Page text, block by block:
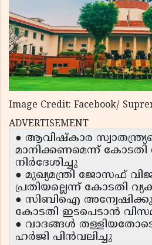
Image Credit: Facebook/
ADVERTISEMENT
● ആവിഷ്കാര
മാനിക്കണമെന്ന്
നിർദേശിച്ചു
● മുഖ്യമന്ത്രി ജോസഫ്
പ്രതിയല്ലെന്ന് കോടതി
● സിബിഐ
കോടതി ഇടപെടാൻ
● വാദങ്ങൾ
ഹർജി പിൻവലിച്ചു